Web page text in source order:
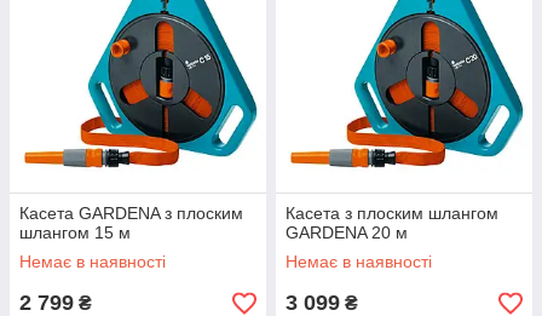
Касета GARDENA з плоским
шлангом 15 м
Немає в наявності
2 799 ₴
Касета з плоским шлангом
GARDENA 20 м
Немає в наявності
3 099 ₴